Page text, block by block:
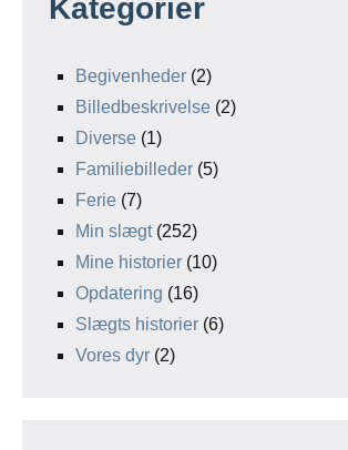
Kategorier
Begivenheder (2)
Billedbeskrivelse (2)
Diverse (1)
Familiebilleder (5)
Ferie (7)
Min slægt(252)
Mine historier (10)
Opdatering (16)
Slægts historier (6)
Vores dyr (2)